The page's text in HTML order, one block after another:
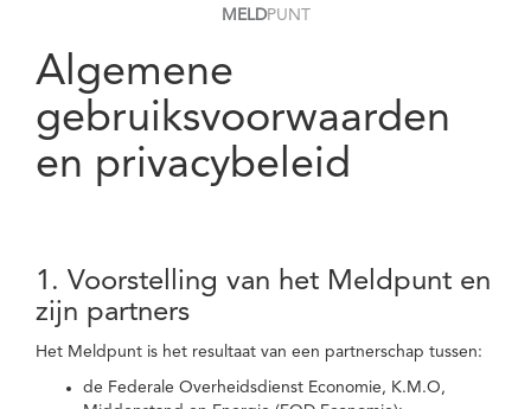
MELDPUNT
Algemene
gebruiksvoorwaarden
en privacybeleid
1. Voorstelling van het Meldpunt en
zijn partners
Het Meldpunt is het resultaat van een partnerschap tussen:
de Federale Overheidsdienst Economie, K.M.O,